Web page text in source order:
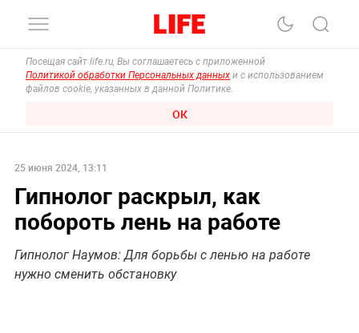
Посещая сайт life.ru, Вы соглашаетесь с приложенной
Политикой обработки Персональных данных и с использованием
файлов cookie, указанных в данной Политике.
ОК
25 июня 2024, 13:11
Гипнолог раскрыл, как
побороть лень на работе
Гипнолог Наумов: Для борьбы с ленью на работе
нужно сменить обстановку